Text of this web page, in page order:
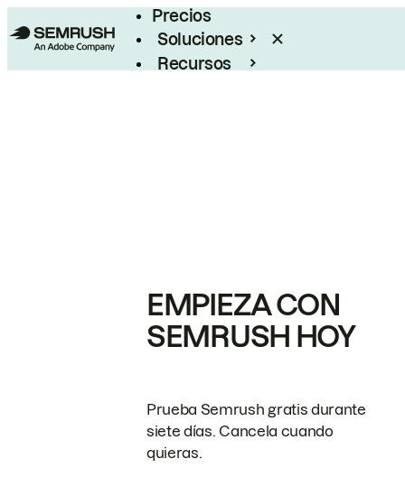
Precios
Soluciones
Recursos
EMPIEZA CON
SEMRUSH HOY
Prueba Semrush gratis durante
siete días. Cancela cuando
quieras.